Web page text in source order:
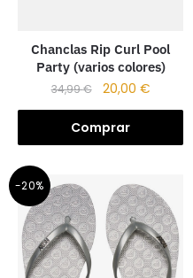
Chanclas Rip Curl Pool
Party (varios colores)
34,99€ 20,00 €
Comprar
-20%